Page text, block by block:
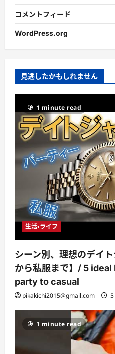
コメントフィード
WordPress.org
見逃したかもしれません
1 minute read
生活・ライフ
シーン別、理想のデイ
から私服まで】/ 5
party to casual
pikakichi2015@gmail.com
1 minute read